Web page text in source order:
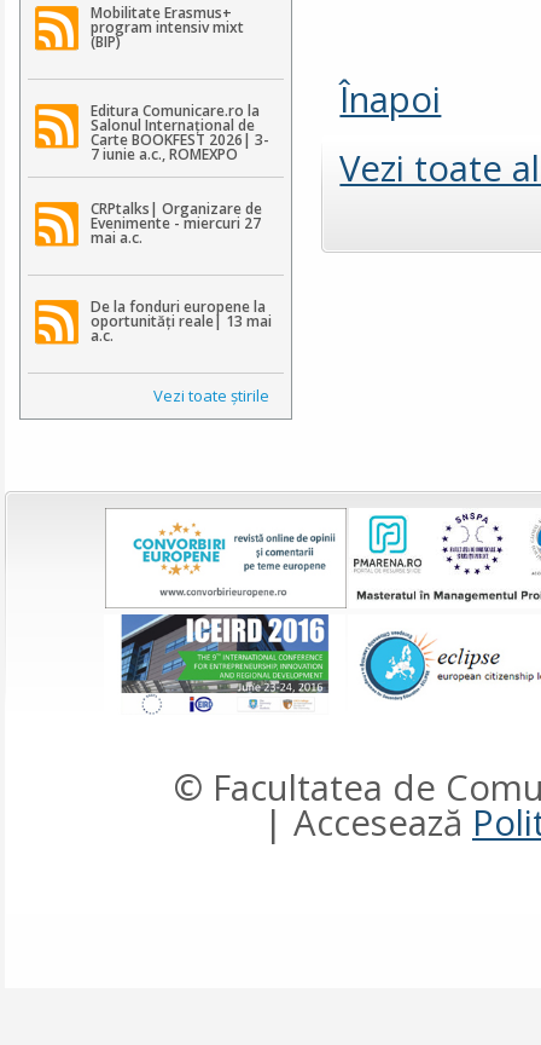
Mobilitate Erasmus+
program intensiv mixt
(BIP)
Editura Comunicare.ro la
Salonul Internațional de
Carte BOOKFEST 2026| 3-
7 iunie a.c., ROMEXPO
CRPtalks| Organizare de
Evenimente - miercuri 27
mai a.c.
De la fonduri europene la
oportunități reale| 13 mai
a.c.
Vezi toate ştirile
Înapoi
Vezi toate
© Facultatea de
| Accesează